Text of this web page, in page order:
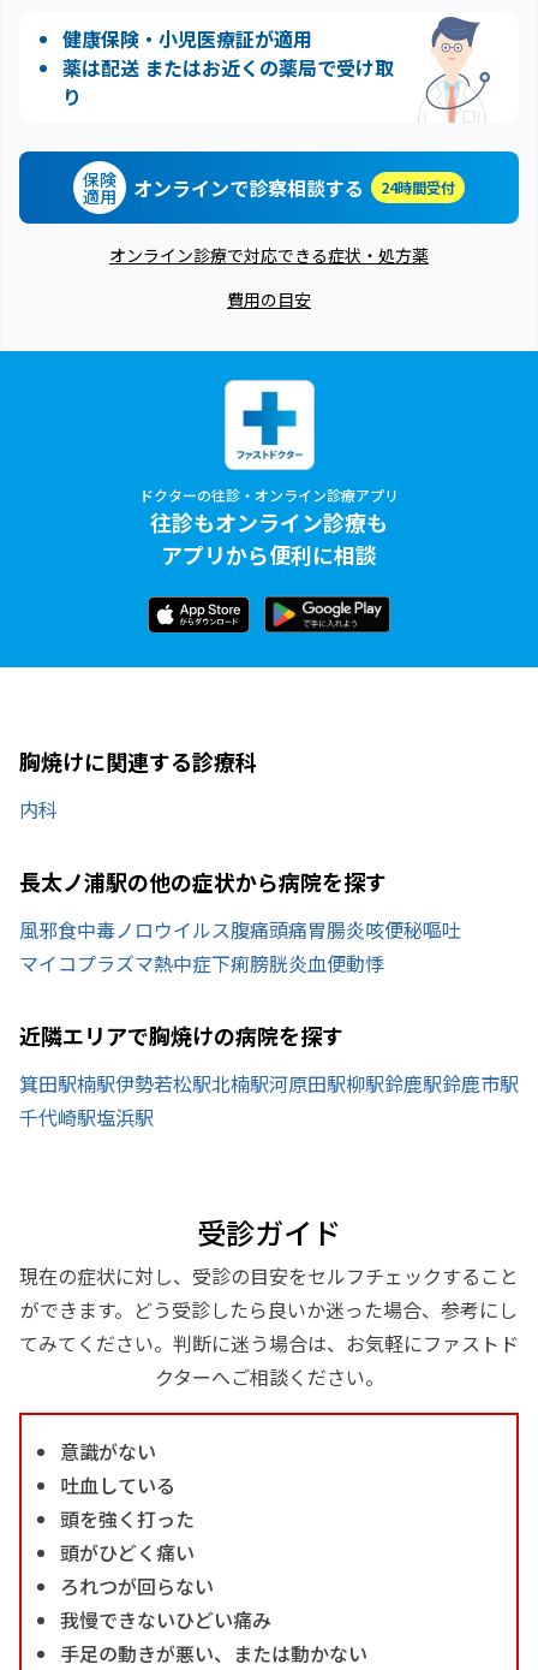
健康保険・小児医療証が適用
薬は配送 またはお近くの薬局で受け取
り
保険
適用 オンラインで診察相談する 24時間受付
オンライン診療で対応できる症状・処方薬
費用の目安
ドクターの往診・オンライン診療アプリ
往診もオンライン診療も
アプリから便利に相談
胸焼けに関連する診療科
内科
長太ノ浦駅の他の症状から病院を探す
風邪食中毒ノロウイルス腹痛頭痛胃腸炎咳便秘嘔吐
マイコプラズマ熱中症下痢膀胱炎血便動悸
近隣エリアで胸焼けの病院を探す
箕田駅楠駅伊勢若松駅北楠駅河原田駅柳駅鈴鹿駅鈴鹿市駅
千代崎駅塩浜駅
受診ガイド
現在の症状に対し、受診の目安をセルフチェックすること
ができます。どう受診したら良いか迷った場合、参考にし
てみてください。判断に迷う場合は、お気軽にファストド
クターへご相談ください。
意識がない
吐血している
頭を強く打った
頭がひどく痛い
ろれつが回らない
我慢できないひどい痛み
手足の動きが悪い、または動かない